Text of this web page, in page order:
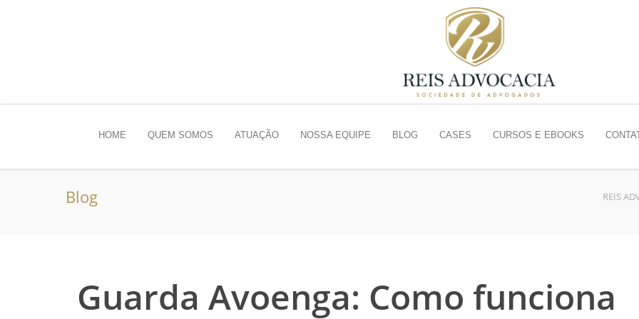
HOME QUEM SOMOS ATUAÇÃO NOSSA EQUIPE BLOG CASES CURSOS E EBOOKS
Blog REIS
Guarda Avoenga: Como funciona